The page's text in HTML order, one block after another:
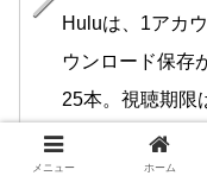
Huluは、1アカ
ウンロード保存
25本。視聴期限
を開始すると48
す。
メニュー ホーム